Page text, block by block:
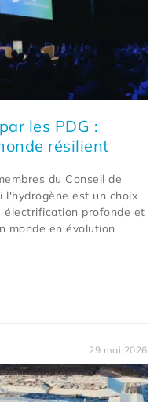
les PDG :
résilient
du Conseil de
l'hydrogène est un choix
électrification profonde et
monde en évolution
29 mai 2026